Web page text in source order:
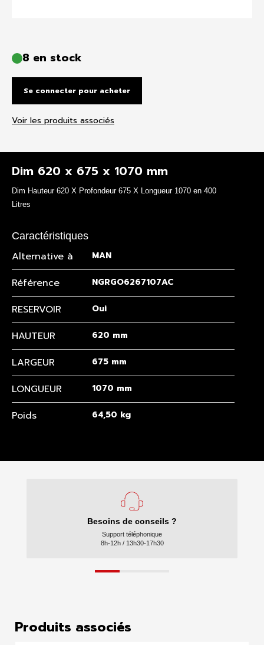
Besoins de conseils ?
Support téléphonique
8h-12h / 13h30-17h30
8 en stock
Se connecter pour acheter
Voir les produits associés
Dim 620 x 675 x 1070 mm
Dim Hauteur 620 X Profondeur 675 X Longueur 1070 en 400
Litres
Caractéristiques
Alternative à MAN
Référence NGRGO6267107AC
RESERVOIR Oui
HAUTEUR 620 mm
LARGEUR 675 mm
LONGUEUR 1070 mm
Poids 64,50 kg
Produits associés